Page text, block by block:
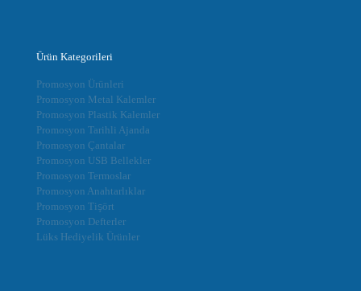
Ürün Kategorileri
Promosyon Ürünleri
Promosyon Metal Kalemler
Promosyon Plastik Kalemler
Promosyon Tarihli Ajanda
Promosyon Çantalar
Promosyon USB Bellekler
Promosyon Termoslar
Promosyon Anahtarlıklar
Promosyon Tişört
Promosyon Defterler
Lüks Hediyelik Ürünler